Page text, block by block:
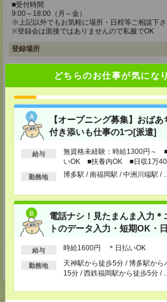
どちらのお仕事が気にな
【オープニング募集】おば
付き添いも仕事の1つ[派遣]
給与
無資格未経験：時給1300円～
いOK ■扶養内OK ■日収1万
以上
勤務地 博多駅 / 南福岡駅 / 中洲川端駅 / …
電話ナシ！見たまんま入力＊
トのデータ入力・短期OK・
給与 時給1600円 ＊日払いOK
勤務地
天神駅から徒歩5分 / 博多駅から
15分 / 西鉄福岡駅から徒歩5分 / …
■受付時間
9:00～18:00（月～金）
※上記以外でもお気軽に場所・日程等ご相談下
※登録会は面接ではありませんので私服でOK
登録場所
メディカルケア事業部 博多オフィス
福岡県福岡市博多区博多駅前2-1-1 福岡朝日ビ
TEL：0120-802-274
MAIL：tenshoku@nikken-ts.jp
担当：採用担当
メディカルケア事業部 小倉オフィス
福岡県北九州市小倉北区米町1-3-1 明治安田生
TEL：0120-802-274
tenshoku@nikken-ts.jp
担当：採用担当
熊本県熊本市中央区花畑町1-7 MY熊本ビル2F
TEL：0120-917-473
MAIL：tenshoku@nikken-ts.jp
担当：採用担当
登録交通費
★今ならご来社登録でQUOカード2000円分をプ